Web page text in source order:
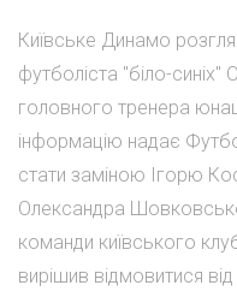
Київське Динамо
футболіста "біло-
головного тренера
інформацію надає
стати заміною Ігорю
Олександра
команди київського
вирішив відмовитися від